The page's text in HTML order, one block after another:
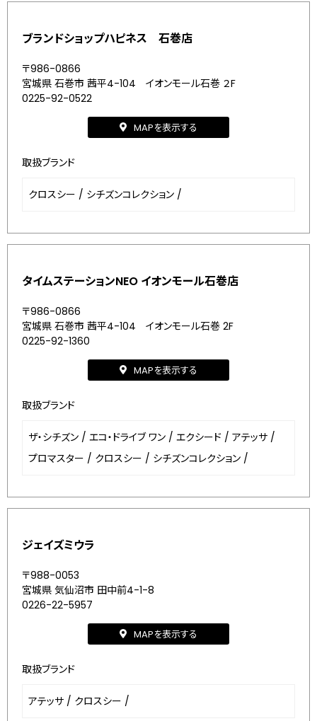
ブランドショップハピネス 石巻店
〒986-0866
宮城県 石巻市 茜平4-104 イオンモール石巻 ２F
0225-92-0522
MAPを表示する
取扱ブランド
クロスシー / シチズンコレクション /
タイムステーションNEO イオンモール石巻店
〒986-0866
宮城県 石巻市 茜平4-104 イオンモール石巻 2F
0225-92-1360
MAPを表示する
取扱ブランド
ザ・シチズン / エコ・ドライブ ワン / エクシード / アテッサ /
プロマスター / クロスシー / シチズンコレクション /
ジェイズミウラ
〒988-0053
宮城県 気仙沼市 田中前4-1-8
0226-22-5957
MAPを表示する
取扱ブランド
アテッサ / クロスシー /